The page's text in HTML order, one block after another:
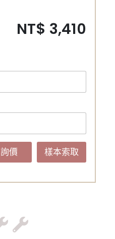
NT$ 3,410
詢價 樣本索取